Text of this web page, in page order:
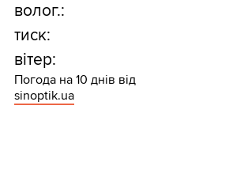
волог.:
тиск:
вітер:
Погода на 10 днів від
sinoptik.ua